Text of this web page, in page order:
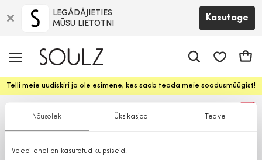
Nõusolek Üksikasjad Teave
Veebilehel on kasutatud küpsiseid.
LEGĀDĀJIETIES
MŪSU LIETOTNI
Kasutage
Telli meie uudiskiri ja ole esimene, kes saab teada meie soodusmüügist!